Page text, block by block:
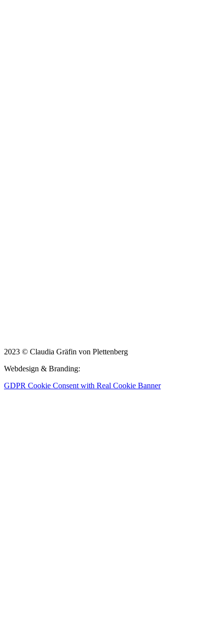
2023 © Claudia Gräfin von Plettenberg
Webdesign & Branding:
GDPR Cookie Consent with Real Cookie Banner